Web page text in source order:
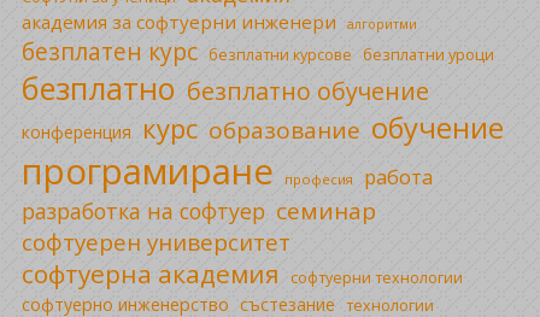
академия за софтуерни инженери алгоритми
безплатен курс безплатни курсове безплатни уроци
безплатно безплатно обучение
конференция курс образование обучение
програмиране професия работа
разработка на софтуер семинар
софтуерен университет
софтуерна академия софтуерни технологии
софтуерно инженерство състезание технологии